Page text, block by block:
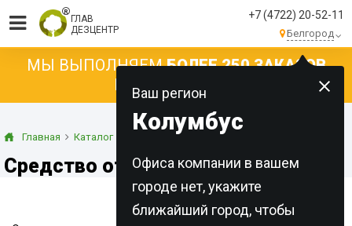
ГЛАВ
ДЕЗЦЕНТР
+7 (4722) 20-52-11
Белгород
Ваш регион
Колумбус
Офиса компании в вашем
городе нет, укажите
ближайший город, чтобы
МЫ ВЫПОЛНЯЕМБОЛЕЕ 250 ЗАКАЗОВ
КАЖДЫЙ ДЕНЬ!
Главная Каталог Гектор от клопов
Средство от насекомых Gektor